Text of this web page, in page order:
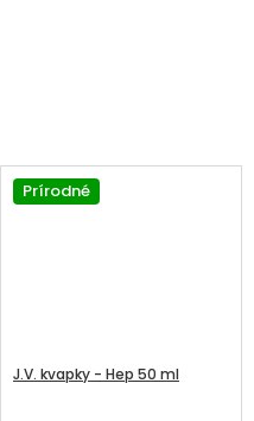
Prírodné
J.V. kvapky - Hep 50 ml